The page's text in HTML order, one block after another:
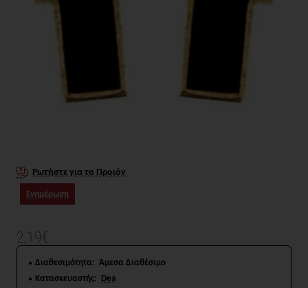
Ρωτήστε για το Προιόν
Ενημέρωση
2,19€
Διαθεσιμότητα: Άμεσα Διαθέσιμο
Κατασκευαστής: Dea